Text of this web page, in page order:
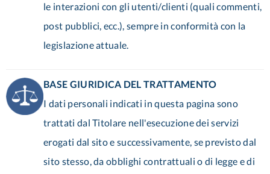
le interazioni con gli utenti/clienti (quali commenti,
post pubblici, ecc.), sempre in conformità con la
legislazione attuale.
BASE GIURIDICA DEL TRATTAMENTO
I dati personali indicati in questa pagina sono
trattati dal Titolare nell'esecuzione dei servizi
erogati dal sito e successivamente, se previsto dal
sito stesso, da obblighi contrattuali o di legge e di